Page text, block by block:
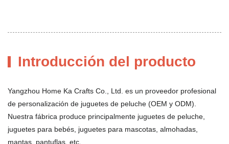
Introducción del producto
Yangzhou Home Ka Crafts Co., Ltd. es un proveedor profesional
de personalización de juguetes de peluche (OEM y ODM).
Nuestra fábrica produce principalmente juguetes de peluche,
juguetes para bebés, juguetes para mascotas, almohadas,
mantas, pantuflas, etc.